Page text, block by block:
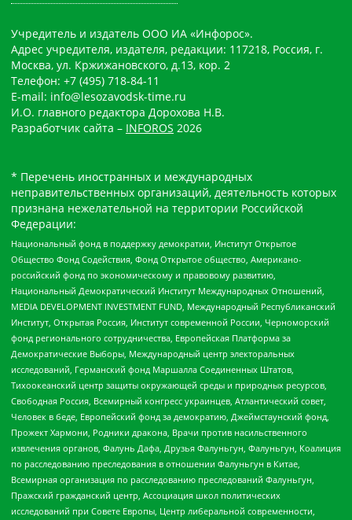
Учредитель и издатель ООО ИА «Инфорос».
Адрес учредителя, издателя, редакции: 117218, Россия, г.
Москва, ул. Кржижановского, д.13, кор. 2
Телефон: +7 (495) 718-84-11
E-mail: info@lesozavodsk-time.ru
И.О. главного редактора Дорохова Н.В.
Разработчик сайта – INFOROS 2026
* Перечень иностранных и международных
неправительственных организаций, деятельность которых
признана нежелательной на территории Российской
Федерации:
Национальный фонд в поддержку демократии, Институт Открытое
Общество Фонд Содействия, Фонд Открытое общество, Американо-
российский фонд по экономическому и правовому развитию,
Национальный Демократический Институт Международных Отношений,
MEDIA DEVELOPMENT INVESTMENT FUND, Международный Республиканский
Институт, Открытая Россия, Институт современной России, Черноморский
фонд регионального сотрудничества, Европейская Платформа за
Демократические Выборы, Международный центр электоральных
исследований, Германский фонд Маршалла Соединенных Штатов,
Тихоокеанский центр защиты окружающей среды и природных ресурсов,
Свободная Россия, Всемирный конгресс украинцев, Атлантический совет,
Человек в беде, Европейский фонд за демократию, Джеймстаунский фонд,
Прожект Хармони, Родники дракона, Врачи против насильственного
извлечения органов, Фалунь Дафа, Друзья Фалуньгун, Фалуньгун, Коалиция
по расследованию преследования в отношении Фалуньгун в Китае,
Всемирная организация по расследованию преследований Фалуньгун,
Пражский гражданский центр, Ассоциация школ политических
исследований при Совете Европы, Центр либеральной современности,